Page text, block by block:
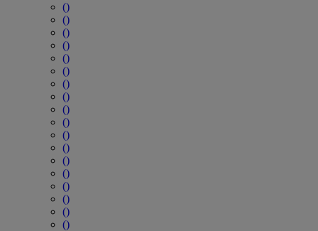
()
()
()
()
()
()
()
()
()
()
()
()
()
()
()
()
()
()